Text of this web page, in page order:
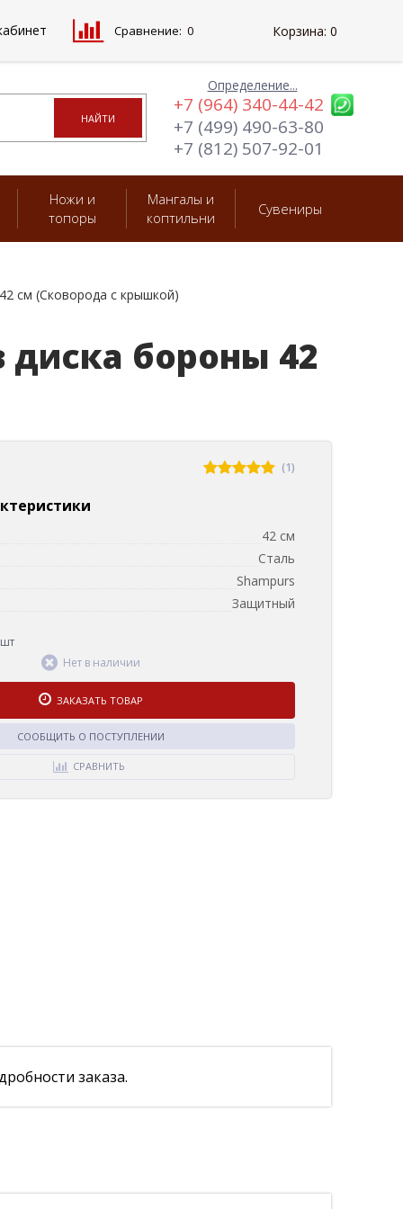
Определение...
+7 (964) 340-44-42
+7 (499) 490-63-80
+7 (812) 507-92-01
Ножи и
топоры
Мангалы и
коптильни
Сувениры
см (Сковорода с крышкой)
диска бороны 42
(1)
42 см
Сталь
Shampurs
Защитный
Нет в наличии
ЗАКАЗАТЬ ТОВАР
СООБЩИТЬ О ПОСТУПЛЕНИИ
СРАВНИТЬ
заказа.
Сравнение: 0 Корзина: 0